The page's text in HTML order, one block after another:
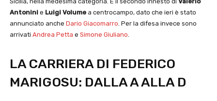
Antonini e Luigi Volume a centrocampo, dato che ieri è stato
annunciato anche Dario Giacomarro. Per la difesa invece sono
arrivati Andrea Petta e Simone Giuliano.
LA CARRIERA DI FEDERICO
MARIGOSU: DALLA A ALLA D